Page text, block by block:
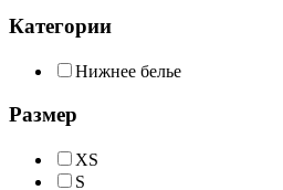
Категории
Нижнее белье
Размер
XS
S